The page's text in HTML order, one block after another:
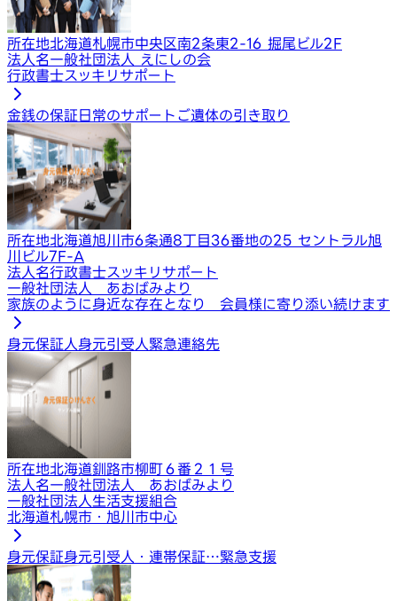
所在地北海道札幌市中央区南2条東2-16 掘尾ビル2F
法人名一般社団法人 えにしの会
行政書士スッキリサポート
金銭の保証日常のサポート ご遺体の引き取り
所在地北海道旭川市6条通8丁目36番地の25 セントラル旭
川ビル7F-A
法人名行政書士スッキリサポート
一般社団法人 あおばみより
家族のように身近な存在となり 会員様に寄り添い続けます
身元保証人身元引受人緊急連絡先
所在地北海道釧路市柳町６番２１号
法人名一般社団法人 あおばみより
一般社団法人生活支援組合
北海道札幌市・旭川市中心
身元保証身元引受人・連帯保証…緊急支援